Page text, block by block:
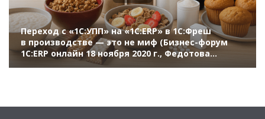
Переход с «1С:УПП» на «1С:ERP» в 1С:Фреш
в производстве — это не миф (Бизнес-форум
1С:ERP онлайн 18 ноября 2020 г., Федотова
Инесса, «НоваПродукт АГ», Смирнов Михаил,